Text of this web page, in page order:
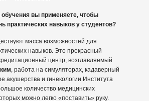
вы применяете, чтобы
практических навыков у студентов?
масса возможностей для
навыков. Это прекрасный
центр, возглавляемый
, работа на симуляторах, кадаверный
акушерства и гинекологии Института
количество медицинских
можно легко «поставить» руку.